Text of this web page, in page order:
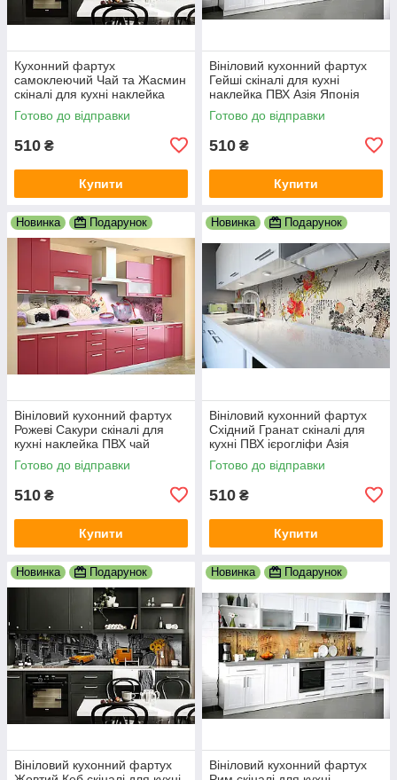
Кухонний фартух
самоклеючий Чай та Жасмин
скіналі для кухні наклейка
ПВХ азія схід білий 600х2000
мм
Готово до відправки
510 ₴
Купити
Вініловий кухонний фартух
Гейші скіналі для кухні
наклейка ПВХ Азія Японія
сакура Коричневий 600х2000
мм
Готово до відправки
510 ₴
Купити
Новинка Подарунок
Вініловий кухонний фартух
Рожеві Сакури скіналі для
кухні наклейка ПВХ чай
Японія Схід Рожевий
600х2000 мм
Готово до відправки
510 ₴
Купити
Новинка Подарунок
Вініловий кухонний фартух
Східний Гранат скіналі для
кухні ПВХ ієрогліфи Азія
Журавель Сірий 600х2000
мм
Готово до відправки
510 ₴
Купити
Новинка Подарунок
Вініловий кухонний фартух
Новинка Подарунок
Вініловий кухонний фартух